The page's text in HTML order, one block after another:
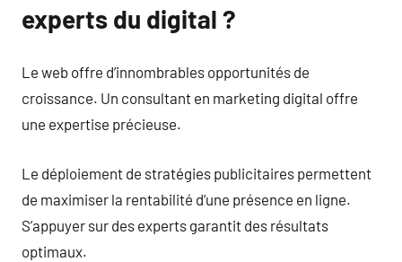
experts du digital ?
Le web offre d’innombrables opportunités de
croissance. Un consultant en marketing digital offre
une expertise précieuse.
Le déploiement de stratégies publicitaires permettent
de maximiser la rentabilité d’une présence en ligne.
S’appuyer sur des experts garantit des résultats
optimaux.